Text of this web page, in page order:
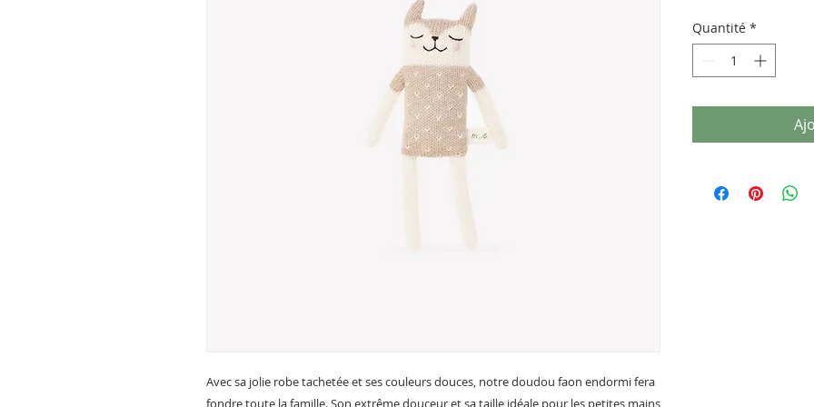
Avec sa jolie robe tachetée et ses couleurs douces, notre doudou faon endormi fera
fondre toute la famille. Son extrême douceur et sa taille idéale pour les petites mains
Quantité *